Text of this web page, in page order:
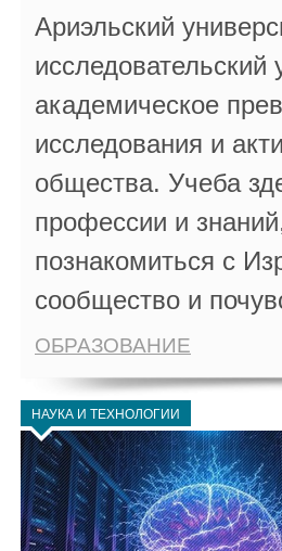
Ариэльский
исследовательский
академическое
исследования и
общества. Учеба
профессии и
познакомиться с
сообщество и
ОБРАЗОВАНИЕ
НАУКА И ТЕХНОЛОГИИ